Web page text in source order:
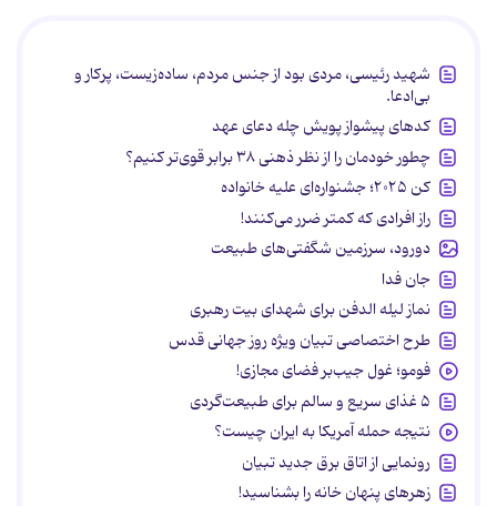
شهید رئیسی، مردی بود از جنس مردم، ساده‌زیست، پرکار و
بی‌ادعا.
کدهای پیشواز پویش چله دعای عهد
چطور خودمان را از نظر ذهنی ۳۸ برابر قوی‌تر کنیم؟
کن ۲۰۲۵؛ جشنواره‌ای علیه خانواده
راز افرادی که کمتر ضرر می‌کنند!
دورود، سرزمین شگفتی‌های طبیعت
جان فدا
نماز لیله الدفن برای شهدای بیت رهبری
طرح اختصاصی تبیان ویژه روز جهانی قدس
فومو؛ غول جیب‌بر فضای مجازی!
۵ غذای سریع و سالم برای طبیعت‌گردی
نتیجه حمله آمریکا به ایران چیست؟
رونمایی از اتاق برق جدید تبیان
زهرهای پنهان خانه را بشناسید!